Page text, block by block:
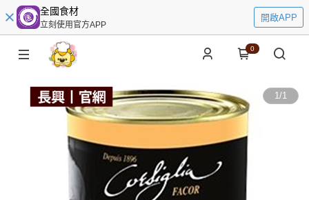
全國食材
立刻使用官方APP
開啟APP
0
1/1